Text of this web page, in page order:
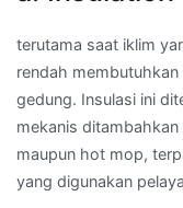
terutama saat iklim
rendah
gedung. Insulasi ini
mekanis
maupun hot mop,
yang digunakan